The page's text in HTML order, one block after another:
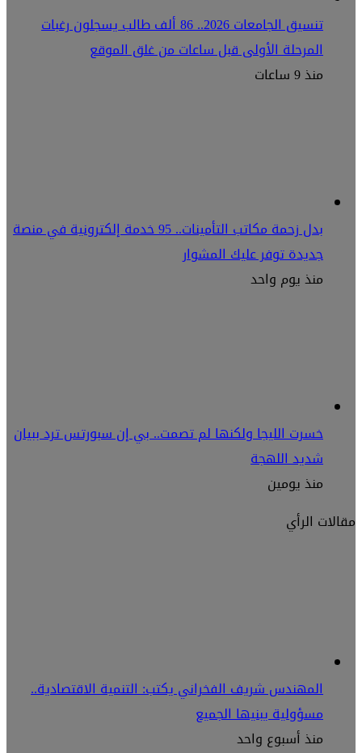
تنسيق الجامعات 2026.. 86 ألف طالب يسجلون رغبات
المرحلة الأولى قبل ساعات من غلق الموقع
منذ 9 ساعات
بدل زحمة مكاتب التأمينات.. 95 خدمة إلكترونية في منصة
جديدة توفر عليك المشوار
منذ يوم واحد
خسرت الليجا ولكنها لم تصمت.. بي إن سبورتس ترد ببيان
شديد اللهجة
منذ يومين
مقالات الرأي
المهندس شريف الفخراني يكتب: التنمية الاقتصادية..
مسؤولية يبنيها الجميع
منذ أسبوع واحد